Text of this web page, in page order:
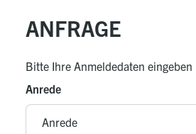
ANFRAGE
Bitte Ihre Anmeldedaten eingeben
Anrede